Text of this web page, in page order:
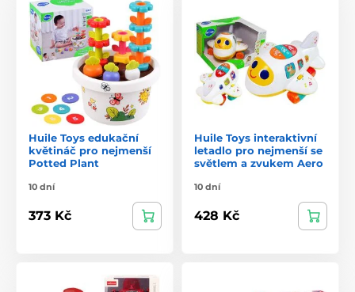
Huile Toys edukační
květináč pro nejmenší
Potted Plant
10 dní
373 Kč
Huile Toys interaktivní
letadlo pro nejmenší se
světlem a zvukem Aero
10 dní
428 Kč